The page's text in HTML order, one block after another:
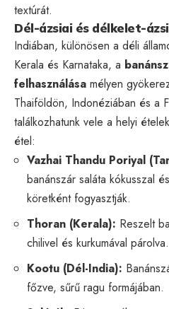
textúrát.
Dél-ázsiai és délkelet-
Indiában, különösen a déli
Kerala és Karnataka, a
felhasználása mélyen
Thaiföldön, Indonéziában és a
találkozhatunk vele a helyi
étel:
Vazhai Thandu Poriyal
banánszár saláta kókusszal
köretként fogyasztják.
Thoran (Kerala): Reszelt
chilivel és kurkumával párolva.
Kootu (Dél-India):
főzve, sűrű ragu formájában.